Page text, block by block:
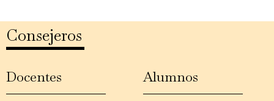
Consejeros
Docentes Alumnos